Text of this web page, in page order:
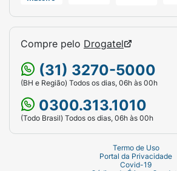
Compre pelo Drogatel
(31) 3270-5000
(BH e Região) Todos os dias, 06h às 00h
0300.313.1010
(Todo Brasil) Todos os dias, 06h às 00h
Termo de Uso
Portal da Privacidade
Covid-19